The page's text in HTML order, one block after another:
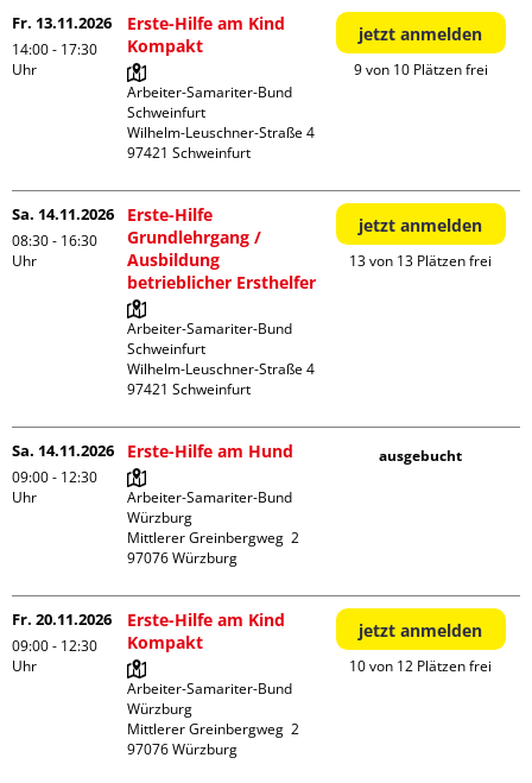
Fr. 13.11.2026
14:00 - 17:30
Uhr
Erste-Hilfe am Kind
Kompakt
Arbeiter-Samariter-Bund
Schweinfurt
Wilhelm-Leuschner-Straße 4
jetzt anmelden
9 von 10 Plätzen frei
Sa. 14.11.2026
08:30 - 16:30
Uhr
Erste-Hilfe
Grundlehrgang /
Ausbildung
betrieblicher Ersthelfer
Arbeiter-Samariter-Bund
Schweinfurt
Wilhelm-Leuschner-Straße 4
jetzt anmelden
13 von 13 Plätzen frei
Sa. 14.11.2026
09:00 - 12:30
Uhr
Erste-Hilfe am Hund
Arbeiter-Samariter-Bund
Würzburg
Mittlerer Greinbergweg  2
ausgebucht
Fr. 20.11.2026
09:00 - 12:30
Uhr
Erste-Hilfe am Kind
Kompakt
Arbeiter-Samariter-Bund
Würzburg
Mittlerer Greinbergweg  2
jetzt anmelden
10 von 12 Plätzen frei